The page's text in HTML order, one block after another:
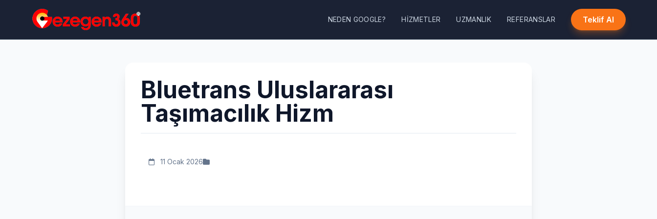
NEDEN GOOGLE? HIZMETLER UZMANLIK REFERANSLAR Teklif Al
Bluetrans Uluslararası
Taşımacılık Hizm
11 Ocak 2026